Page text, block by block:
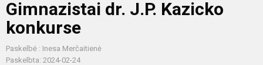
Gimnazistai dr. J.P. Kazicko
konkurse
Paskelbė : Inesa Merčaitienė
Paskelbta: 2024-02-24